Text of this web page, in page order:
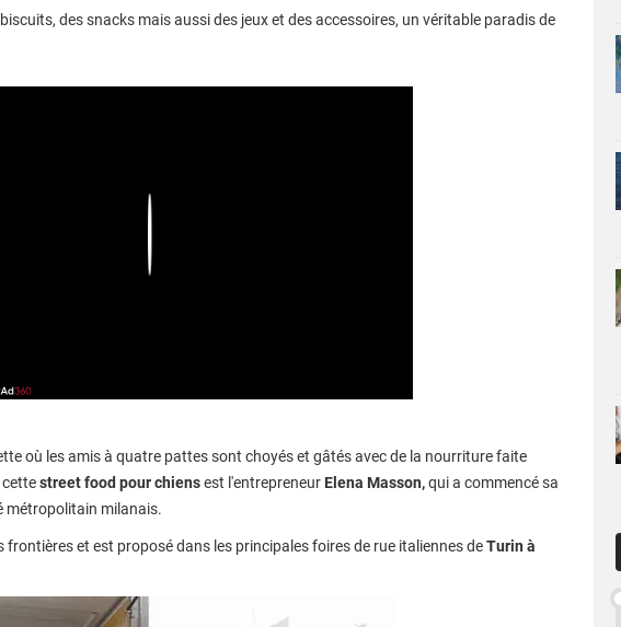
des snacks mais aussi des jeux et des accessoires, un véritable paradis de
où les amis à quatre pattes sont choyés et gâtés avec de la nourriture faite
cettestreet food pour chiensest l'entrepreneur Elena Masson,qui a commencé sa
métropolitain milanais.
frontières et est proposé dans les principales foires de rue italiennes deTurin à